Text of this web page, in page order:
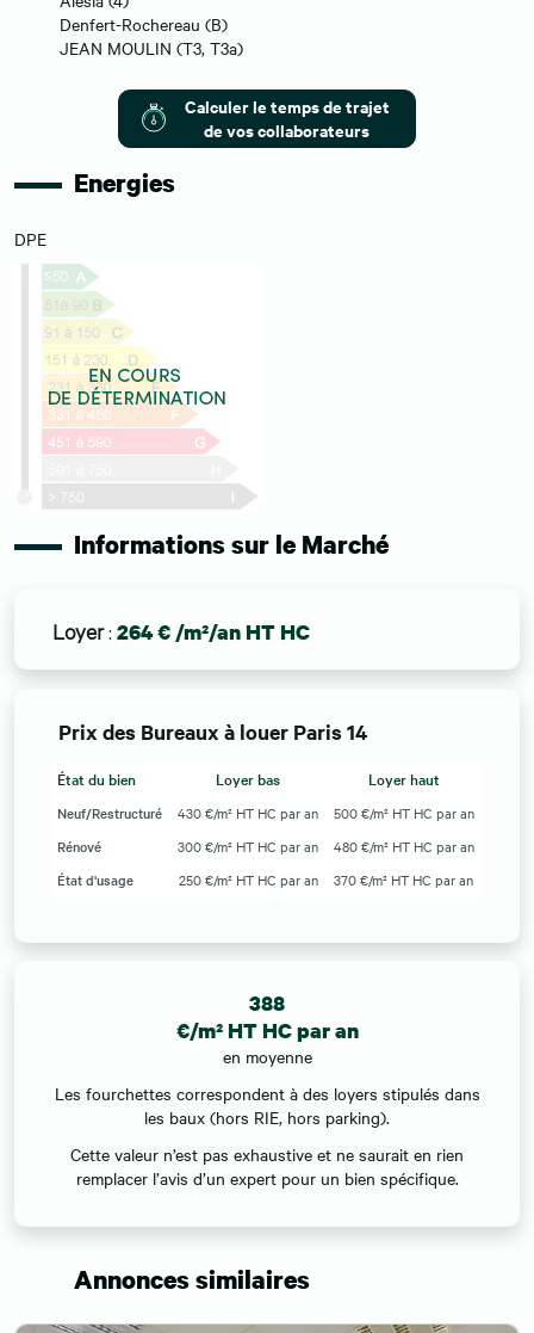
Denfert-Rochereau (B)
JEAN MOULIN (T3, T3a)
Calculer le temps de trajet
de vos collaborateurs
Energies
DPE
Informations sur le Marché
Loyer: 264 € /m²/an HT HC
Prix des Bureaux à louer Paris 14
État du bien Loyer bas Loyer haut
Neuf/Restructuré 430 €/m² HT HC par an
500 €/m² HT HC par an
Rénové
300 €/m² HT HC par an
480 €/m² HT HC par an
État d'usage
250 €/m² HT HC par an 370 €/m² HT HC par an
388
€/m² HT HC par an
en moyenne
Les fourchettes correspondent à des loyers stipulés dans
les baux (hors RIE, hors parking).
Cette valeur n’est pas exhaustive et ne saurait en rien
remplacer l’avis d’un expert pour un bien spécifique.
Annonces similaires